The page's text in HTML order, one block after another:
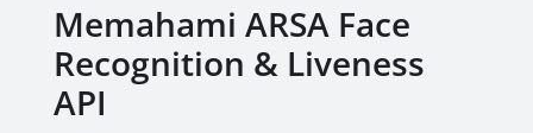
Memahami ARSA Face
Recognition & Liveness
API